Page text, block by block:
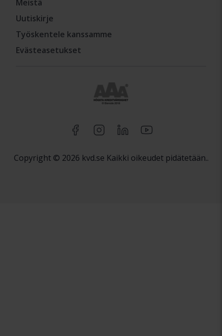
Meistä
Uutiskirje
Työskentele kanssamme
Evästeasetukset
Copyright © 2026 kvd.se Kaikki oikeudet pidätetään..